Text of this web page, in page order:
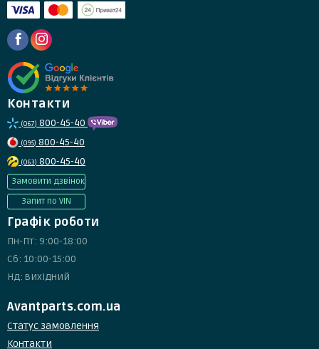
Контакти
(067) 800-45-40
(095) 800-45-40
(063) 800-45-40
Замовити дзвінок
Запит по VIN
Графік роботи
Пн-Пт: 9:00-18:00
Сб: 10:00-15:00
Нд: вихідний
Avantparts.com.ua
Статус замовлення
Контакти